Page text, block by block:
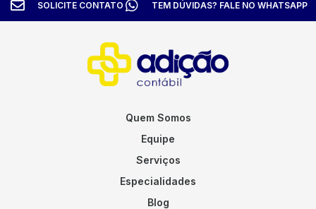
SOLICITE CONTATO TEM DÚVIDAS? FALE NO WHATSAPP
Quem Somos
Equipe
Serviços
Especialidades
Blog